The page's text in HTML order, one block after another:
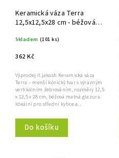
Keramická váza Terra
12,5x12,5x28 cm - béžová
Skladem (101 ks)
362 Kč
Do košíku
Výprodej II.jakosti Keramická váza
Terra – menší kónický tvar s výrazným
vertikálním žebrováním, rozměry 12,5
x 12,5 x 28 cm, béžová matná glazura.
Ideální pro střední kytice a...